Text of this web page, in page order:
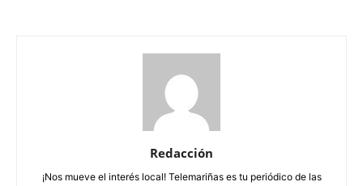
Redacción
¡Nos mueve el interés local! Telemariñas es tu periódico de las